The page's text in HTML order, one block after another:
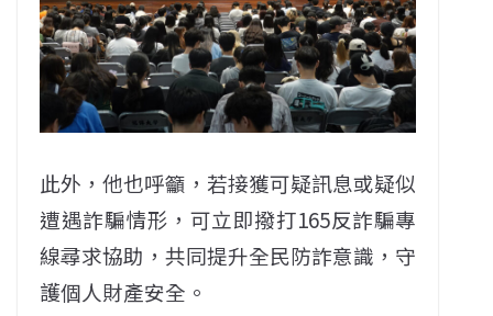
此外，他也呼籲，若接獲可疑訊息或疑似
遭遇詐騙情形，可立即撥打165反詐騙專
線尋求協助，共同提升全民防詐意識，守
護個人財產安全。